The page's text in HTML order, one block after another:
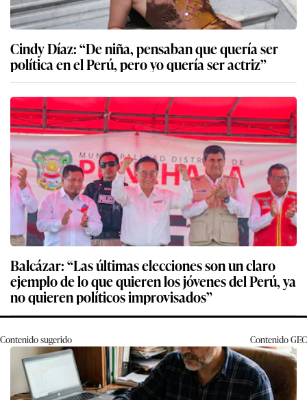
Cindy Díaz: “De niña, pensaban que quería ser
política en el Perú, pero yo quería ser actriz”
Balcázar: “Las últimas elecciones son un claro
ejemplo de lo que quieren los jóvenes del Perú, ya
no quieren políticos improvisados”
Contenido sugerido ContenidoGEC